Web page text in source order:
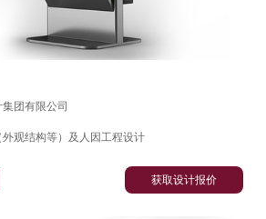
团有限公司
观结构等）及人因工程设计
获取设计报价